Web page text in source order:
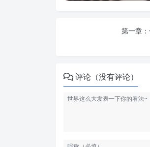
第一章
评论（没有评论）